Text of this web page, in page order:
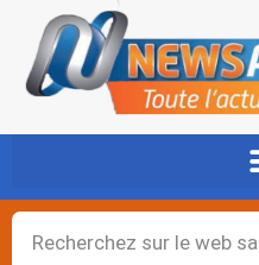
contenu
Rechercher